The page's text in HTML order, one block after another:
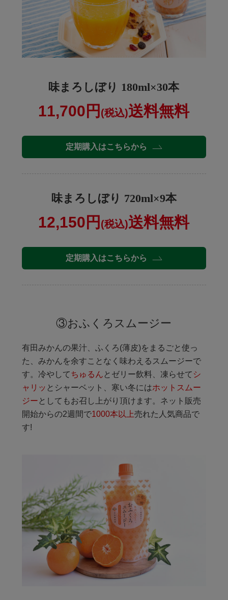
味まろしぼり 180ml×30本
11,700円 (税込)送料無料
定期購入はこちらから
味まろしぼり 720ml×9本
12,150円 (税込)送料無料
定期購入はこちらから
③おふくろスムージー
有田みかんの果汁、ふくろ(薄皮)をまるごと使っ
た、みかんを余すことなく味わえるスムージーで
す。冷やしてちゅるん とゼリー飲料、凍らせて シ
ャリッ とシャーベット、寒い冬にはホットスムー
ジー としてもお召し上がり頂けます。ネット販売
開始からの2週間で1000本以上売れた人気商品で
す!